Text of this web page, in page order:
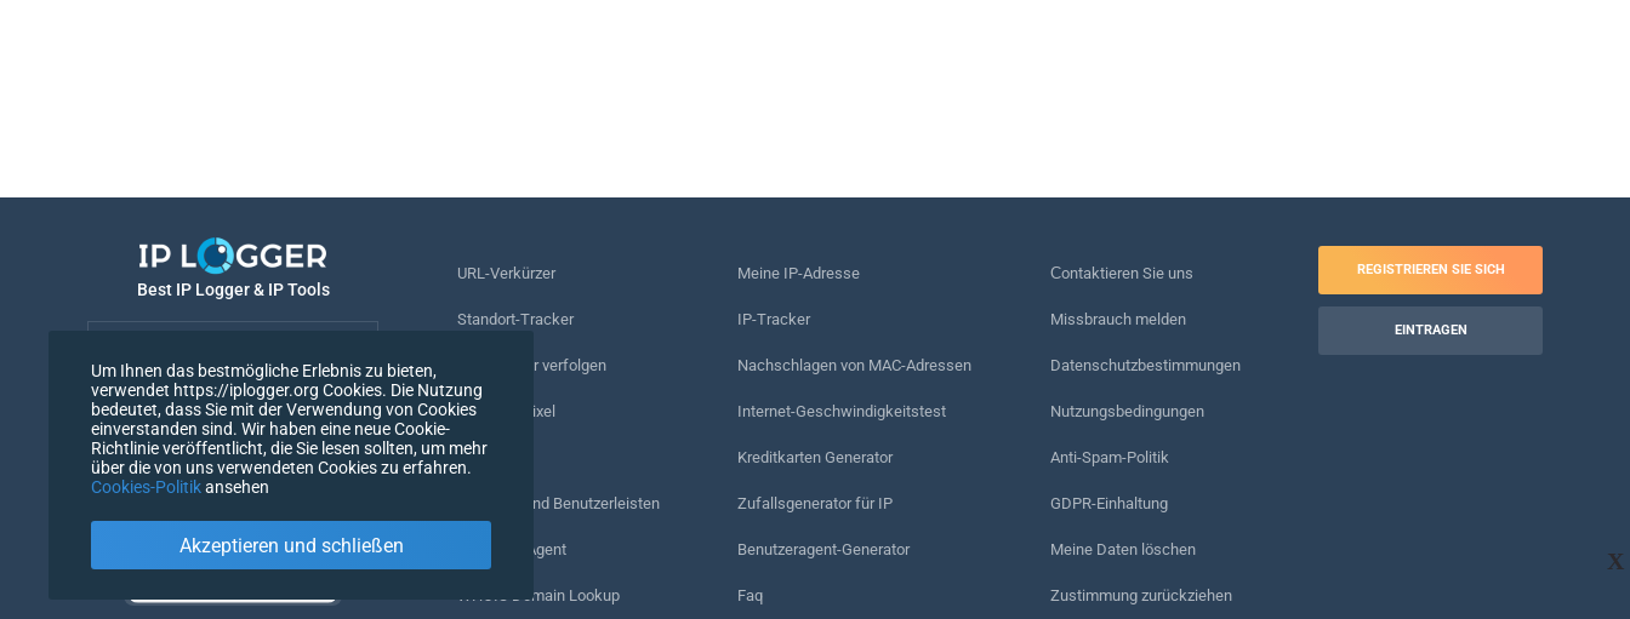
X
Best IP Logger & IP Tools
Deutsch
URL-Verkürzer
Standort-Tracker
Rufnummer verfolgen
Tracking-Pixel
URL-Prüfer
IP-Zähler und Benutzerleisten
Mein UserAgent
WHOIS Domain Lookup
Meine IP-Adresse
IP-Tracker
Nachschlagen von MAC-Adressen
Internet-Geschwindigkeitstest
Kreditkarten Generator
Zufallsgenerator für IP
Benutzeragent-Generator
Faq
Сontaktieren Sie uns
Missbrauch melden
Datenschutzbestimmungen
Nutzungsbedingungen
Anti-Spam-Politik
GDPR-Einhaltung
Meine Daten löschen
Zustimmung zurückziehen
REGISTRIEREN SIE SICH
EINTRAGEN
Um Ihnen das bestmögliche Erlebnis zu bieten,
verwendet https://iplogger.org Cookies. Die Nutzung
bedeutet, dass Sie mit der Verwendung von Cookies
einverstanden sind. Wir haben eine neue Cookie-
Richtlinie veröffentlicht, die Sie lesen sollten, um mehr
über die von uns verwendeten Cookies zu erfahren.
Cookies-Politikansehen
Akzeptieren und schließen